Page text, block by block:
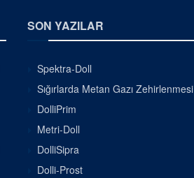
SON YAZILAR
Spektra-Doll
Sığırlarda Metan Gazı Zehirlenmesi
DolliPrim
Metri-Doll
DolliSipra
Dolli-Prost